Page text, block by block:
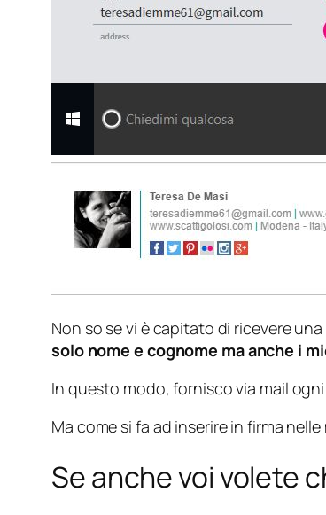
Non so se vi è capitato di ricevere
solo nome e cognome ma anche i
In questo modo, fornisco via mail
Ma come si fa ad inserire in firma
Se anche voi volete